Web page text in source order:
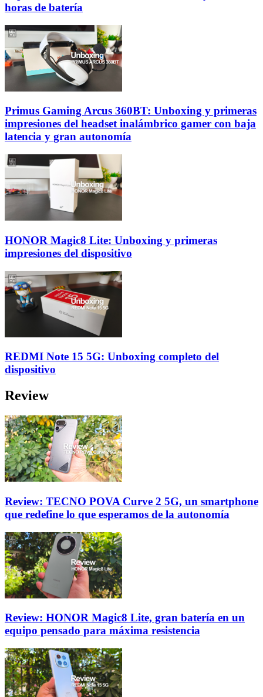
horas de batería
Primus Gaming Arcus 360BT: Unboxing y primeras
impresiones del headset inalámbrico gamer con baja
latencia y gran autonomía
HONOR Magic8 Lite: Unboxing y primeras
impresiones del dispositivo
REDMI Note 15 5G: Unboxing completo del
dispositivo
Review
Review: TECNO POVA Curve 2 5G, un smartphone
que redefine lo que esperamos de la autonomía
Review: HONOR Magic8 Lite, gran batería en un
equipo pensado para máxima resistencia